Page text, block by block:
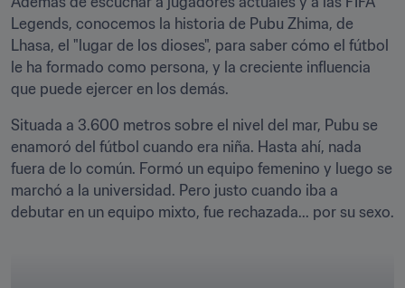
Legends, conocemos la historia de Pubu Zhima, de
Lhasa, el "lugar de los dioses", para saber cómo el fútbol
le ha formado como persona, y la creciente influencia
que puede ejercer en los demás.
Situada a 3.600 metros sobre el nivel del mar, Pubu se
enamoró del fútbol cuando era niña. Hasta ahí, nada
fuera de lo común. Formó un equipo femenino y luego se
marchó a la universidad. Pero justo cuando iba a
debutar en un equipo mixto, fue rechazada... por su sexo.